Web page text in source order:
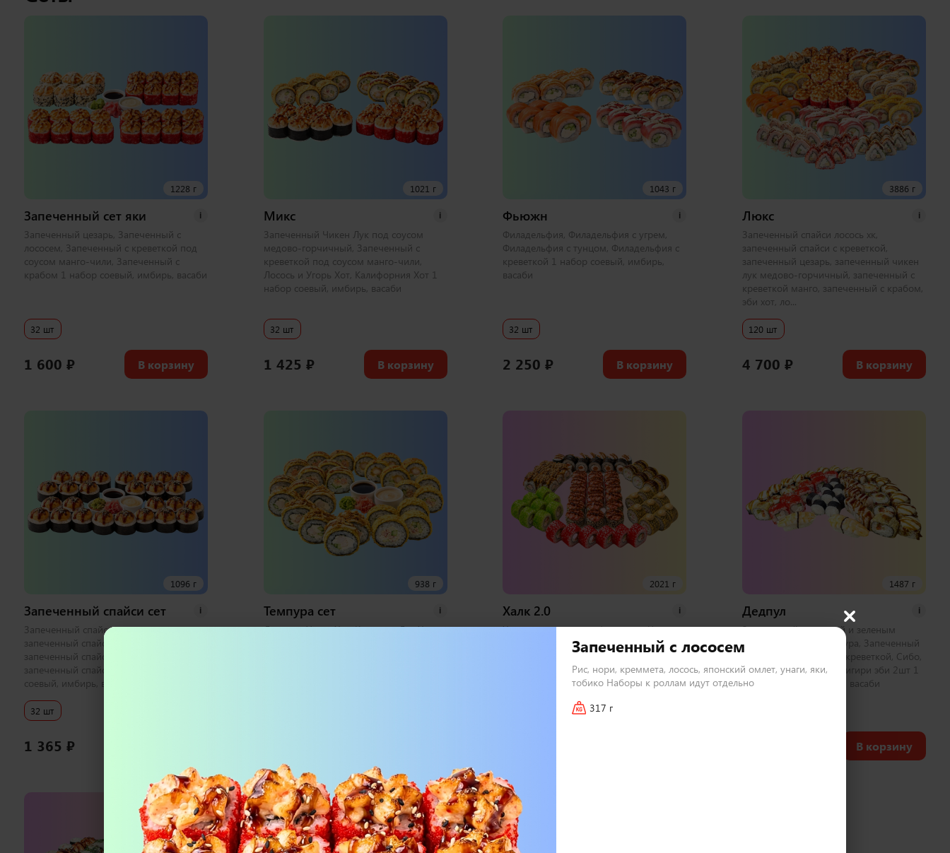
1228 г
Запеченный сет яки i
Запеченный цезарь, Запеченный с
лососем, Запеченный с креветкой под
соусом манго-чили, Запеченный с
крабом 1 набор соевый, имбирь, васаби
32 шт
1 600 ₽ В корзину
1021 г
Микс i
Запеченный Чикен Лук под соусом
медово-горчичный, Запеченный с
креветкой под соусом манго-чили,
Лосось и Угорь Хот, Калифорния Хот 1
набор соевый, имбирь, васаби
32 шт
1 425 ₽ В корзину
1043 г
Фьюжн i
Филадельфия, Филадельфия с угрем,
Филадельфия с тунцом, Филадельфия с
креветкой 1 набор соевый, имбирь,
васаби
32 шт
2 250₽ В корзину
3886 г
Люкс i
Запеченный спайси лосось хк,
запеченный спайси с креветкой,
запеченный цезарь, запеченный чикен
лук медово-горчичный, запеченный с
креветкой манго, запеченный с крабом,
эби хот, ло...
120 шт
4 700₽ В корзину
1096 г
Запеченный спайси сет i
Запеченный спайси с лососем хк,
запеченный спайси с тунцом,
запеченный спайси с креветкой,
запеченный спайси с курицей 1 набор
соевый, имбирь, васаби
32 шт
1 365 ₽
938 г
Темпура сет i
Лосось и Угорь Хот, Курица и Лук Хот,
2021 г
Халк 2.0 i
Хосомаки с лососем, Фиш ролл, Чикен
фреш, Дон бекон, Сытный темпура,
Маки, Мистик темпура, Запеченный с
курицей, Запеченный спайси с крабом 2
набора соевый, имбирь, васаби
1487 г
Дедпул i
Запеченный с курицей и зеленым
луком, Овощной темпура, Запеченный
бонито, Калифорния с креветкой, Сибо,
Хосомаки с курицей, Нигири эби 2шт 1
набор соевый, имбирь, васаби
В корзину
Запеченный с лососем
Рис, нори, креммета, лосось, японский омлет, унаги, яки,
тобико Наборы к роллам идут отдельно
317 г